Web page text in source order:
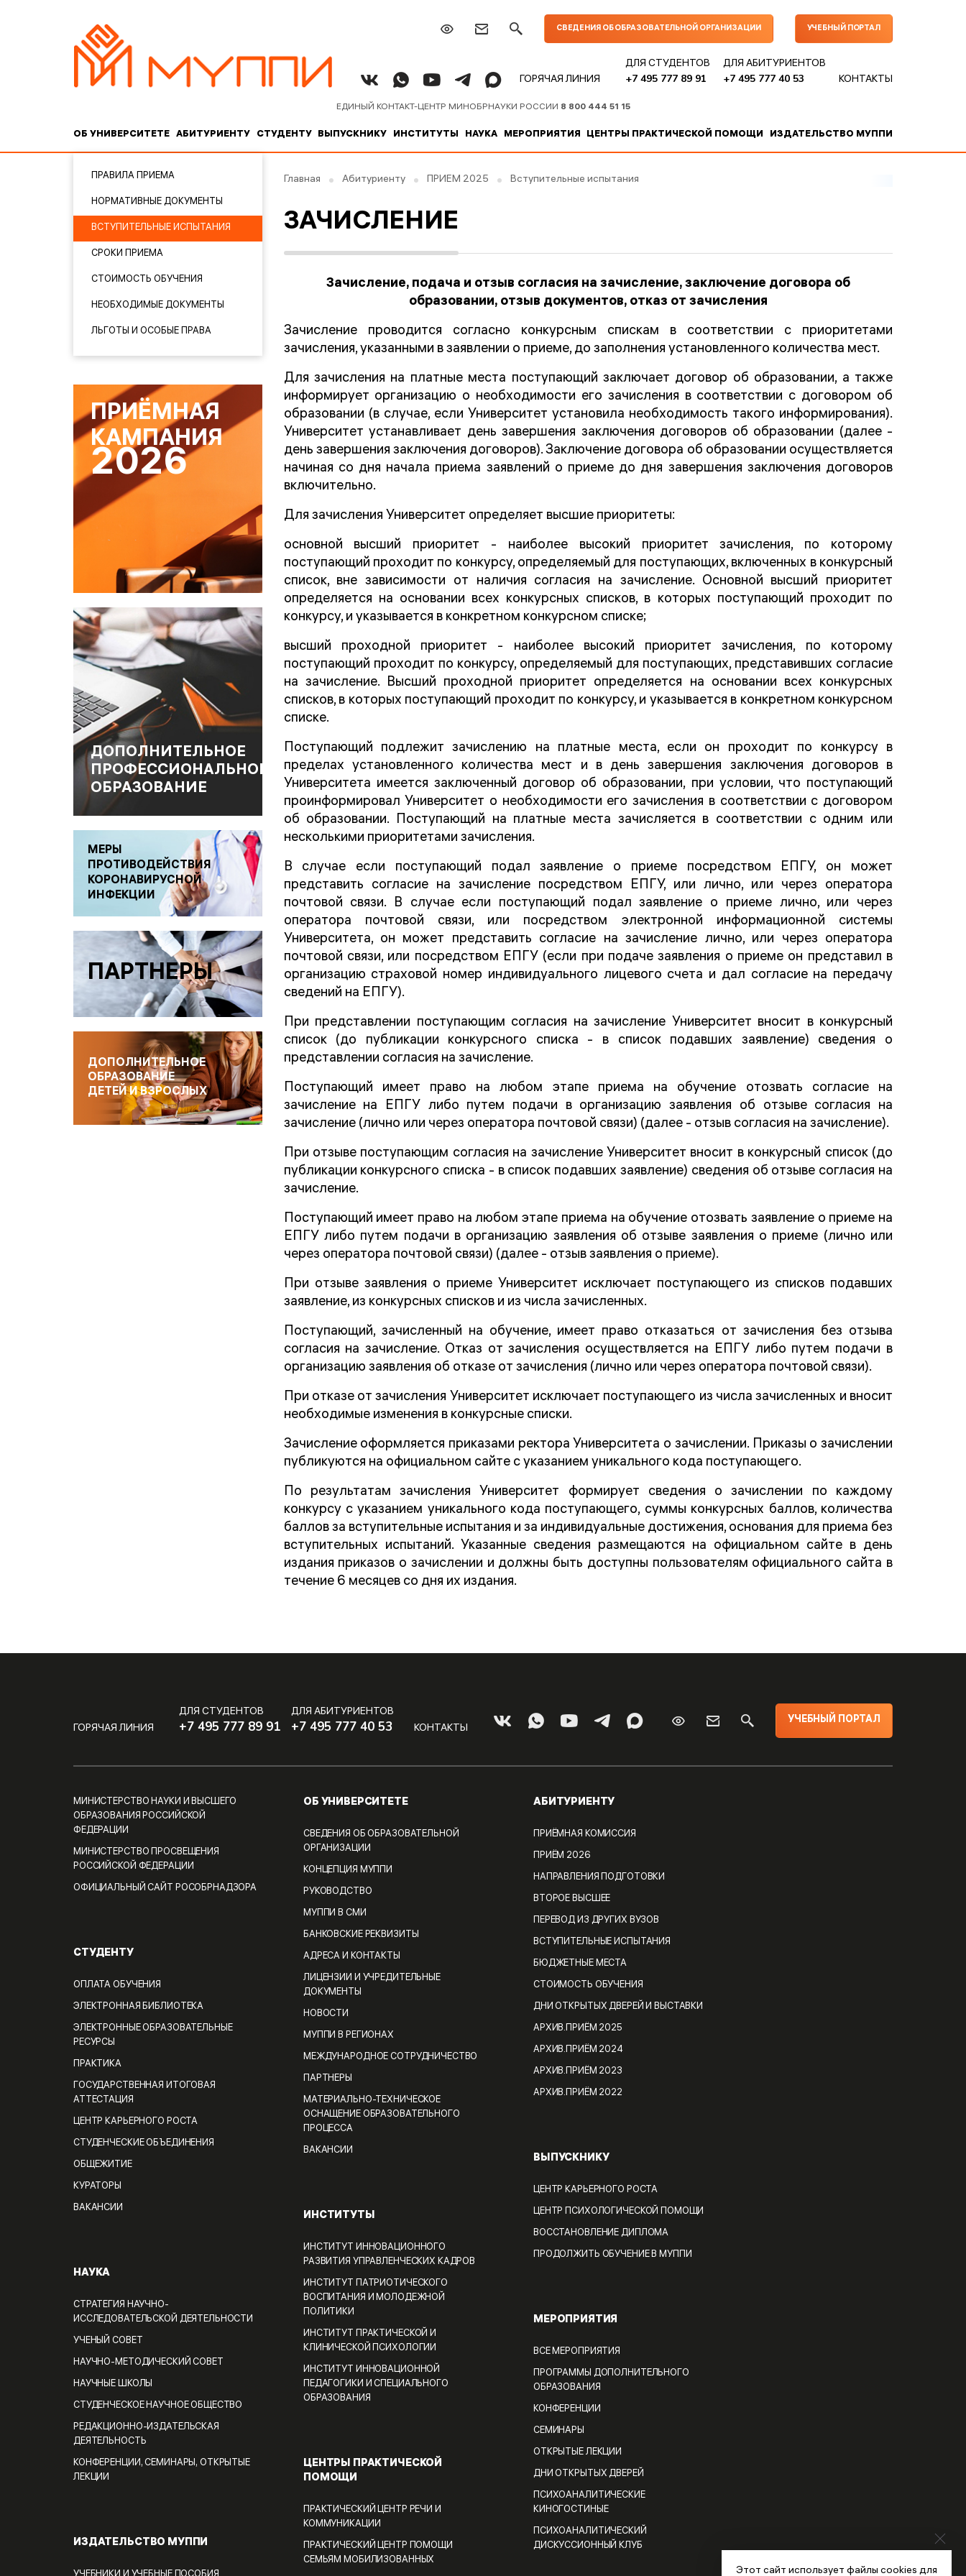
СВЕДЕНИЯ ОБ ОБРАЗОВАТЕЛЬНОЙ ОРГАНИЗАЦИИ УЧЕБНЫЙ ПОРТАЛ
ГОРЯЧАЯ ЛИНИЯ
ДЛЯ СТУДЕНТОВ
+7 495 777 89 91
ДЛЯ АБИТУРИЕНТОВ
+7 495 777 40 53 КОНТАКТЫ
ЕДИНЫЙ КОНТАКТ-ЦЕНТР МИНОБРНАУКИ РОССИИ 8 800 444 51 15
ОБ УНИВЕРСИТЕТЕ АБИТУРИЕНТУ СТУДЕНТУ ВЫПУСКНИКУ ИНСТИТУТЫ НАУКА МЕРОПРИЯТИЯ ЦЕНТРЫ ПРАКТИЧЕСКОЙ ПОМОЩИ ИЗДАТЕЛЬСТВО МУППИ
ПРАВИЛА ПРИЕМА
НОРМАТИВНЫЕ ДОКУМЕНТЫ
ВСТУПИТЕЛЬНЫЕ ИСПЫТАНИЯ
СРОКИ ПРИЕМА
СТОИМОСТЬ ОБУЧЕНИЯ
НЕОБХОДИМЫЕ ДОКУМЕНТЫ
ЛЬГОТЫ И ОСОБЫЕ ПРАВА
ПРИЁМНАЯ
КАМПАНИЯ
2026
ДОПОЛНИТЕЛЬНОЕ
ПРОФЕССИОНАЛЬНОЕ
ОБРАЗОВАНИЕ
МЕРЫ
ПРОТИВОДЕЙСТВИЯ
КОРОНАВИРУСНОЙ
ИНФЕКЦИИ
ПАРТНЕРЫ
ДОПОЛНИТЕЛЬНОЕ
ОБРАЗОВАНИЕ
ДЕТЕЙ И ВЗРОСЛЫХ
Главная Абитуриенту ПРИЁМ 2025 Вступительные испытания
ЗАЧИСЛЕНИЕ
Зачисление, подача и отзыв согласия на зачисление, заключение договора об
образовании, отзыв документов, отказ от зачисления
Зачисление проводится согласно конкурсным спискам в соответствии с приоритетами
зачисления, указанными в заявлении о приеме, до заполнения установленного количества мест.
Для зачисления на платные места поступающий заключает договор об образовании, а также
информирует организацию о необходимости его зачисления в соответствии с договором об
образовании (в случае, если Университет установила необходимость такого информирования).
Университет устанавливает день завершения заключения договоров об образовании (далее -
день завершения заключения договоров). Заключение договора об образовании осуществляется
начиная со дня начала приема заявлений о приеме до дня завершения заключения договоров
включительно.
Для зачисления Университет определяет высшие приоритеты:
основной высший приоритет - наиболее высокий приоритет зачисления, по которому
поступающий проходит по конкурсу, определяемый для поступающих, включенных в конкурсный
список, вне зависимости от наличия согласия на зачисление. Основной высший приоритет
определяется на основании всех конкурсных списков, в которых поступающий проходит по
конкурсу, и указывается в конкретном конкурсном списке;
высший проходной приоритет - наиболее высокий приоритет зачисления, по которому
поступающий проходит по конкурсу, определяемый для поступающих, представивших согласие
на зачисление. Высший проходной приоритет определяется на основании всех конкурсных
списков, в которых поступающий проходит по конкурсу, и указывается в конкретном конкурсном
списке.
Поступающий подлежит зачислению на платные места, если он проходит по конкурсу в
пределах установленного количества мест и в день завершения заключения договоров в
Университета имеется заключенный договор об образовании, при условии, что поступающий
проинформировал Университет о необходимости его зачисления в соответствии с договором
об образовании. Поступающий на платные места зачисляется в соответствии с одним или
несколькими приоритетами зачисления.
В случае если поступающий подал заявление о приеме посредством ЕПГУ, он может
представить согласие на зачисление посредством ЕПГУ, или лично, или через оператора
почтовой связи. В случае если поступающий подал заявление о приеме лично, или через
оператора почтовой связи, или посредством электронной информационной системы
Университета, он может представить согласие на зачисление лично, или через оператора
почтовой связи, или посредством ЕПГУ (если при подаче заявления о приеме он представил в
организацию страховой номер индивидуального лицевого счета и дал согласие на передачу
сведений на ЕПГУ).
При представлении поступающим согласия на зачисление Университет вносит в конкурсный
список (до публикации конкурсного списка - в список подавших заявление) сведения о
представлении согласия на зачисление.
Поступающий имеет право на любом этапе приема на обучение отозвать согласие на
зачисление на ЕПГУ либо путем подачи в организацию заявления об отзыве согласия на
зачисление (лично или через оператора почтовой связи) (далее - отзыв согласия на зачисление).
При отзыве поступающим согласия на зачисление Университет вносит в конкурсный список (до
публикации конкурсного списка - в список подавших заявление) сведения об отзыве согласия на
зачисление.
Поступающий имеет право на любом этапе приема на обучение отозвать заявление о приеме на
ЕПГУ либо путем подачи в организацию заявления об отзыве заявления о приеме (лично или
через оператора почтовой связи) (далее - отзыв заявления о приеме).
При отзыве заявления о приеме Университет исключает поступающего из списков подавших
заявление, из конкурсных списков и из числа зачисленных.
Поступающий, зачисленный на обучение, имеет право отказаться от зачисления без отзыва
согласия на зачисление. Отказ от зачисления осуществляется на ЕПГУ либо путем подачи в
организацию заявления об отказе от зачисления (лично или через оператора почтовой связи).
При отказе от зачисления Университет исключает поступающего из числа зачисленных и вносит
необходимые изменения в конкурсные списки.
Зачисление оформляется приказами ректора Университета о зачислении. Приказы о зачислении
публикуются на официальном сайте с указанием уникального кода поступающего.
По результатам зачисления Университет формирует сведения о зачислении по каждому
конкурсу с указанием уникального кода поступающего, суммы конкурсных баллов, количества
баллов за вступительные испытания и за индивидуальные достижения, основания для приема без
вступительных испытаний. Указанные сведения размещаются на официальном сайте в день
издания приказов о зачислении и должны быть доступны пользователям официального сайта в
течение 6 месяцев со дня их издания.
ГОРЯЧАЯ ЛИНИЯ
ДЛЯ СТУДЕНТОВ
+7 495 777 89 91
ДЛЯ АБИТУРИЕНТОВ
+7 495 777 40 53 КОНТАКТЫ
УЧЕБНЫЙ ПОРТАЛ
МИНИСТЕРСТВО НАУКИ И ВЫСШЕГО
ОБРАЗОВАНИЯ РОССИЙСКОЙ
ФЕДЕРАЦИИ
МИНИСТЕРСТВО ПРОСВЕЩЕНИЯ
РОССИЙСКОЙ ФЕДЕРАЦИИ
ОФИЦИАЛЬНЫЙ САЙТ РОСОБРНАДЗОРА
ОБ УНИВЕРСИТЕТЕ
СВЕДЕНИЯ ОБ ОБРАЗОВАТЕЛЬНОЙ
ОРГАНИЗАЦИИ
КОНЦЕПЦИЯ МУППИ
РУКОВОДСТВО
МУППИ В СМИ
БАНКОВСКИЕ РЕКВИЗИТЫ
АДРЕСА И КОНТАКТЫ
ЛИЦЕНЗИИ И УЧРЕДИТЕЛЬНЫЕ
ДОКУМЕНТЫ
НОВОСТИ
МУППИ В РЕГИОНАХ
МЕЖДУНАРОДНОЕ СОТРУДНИЧЕСТВО
ПАРТНЕРЫ
МАТЕРИАЛЬНО-ТЕХНИЧЕСКОЕ
ОСНАЩЕНИЕ ОБРАЗОВАТЕЛЬНОГО
ПРОЦЕССА
ВАКАНСИИ
АБИТУРИЕНТУ
ПРИЁМНАЯ КОМИССИЯ
ПРИЁМ 2026
НАПРАВЛЕНИЯ ПОДГОТОВКИ
ВТОРОЕ ВЫСШЕЕ
ПЕРЕВОД ИЗ ДРУГИХ ВУЗОВ
ВСТУПИТЕЛЬНЫЕ ИСПЫТАНИЯ
БЮДЖЕТНЫЕ МЕСТА
СТОИМОСТЬ ОБУЧЕНИЯ
ДНИ ОТКРЫТЫХ ДВЕРЕЙ И ВЫСТАВКИ
АРХИВ.ПРИЁМ 2025
АРХИВ.ПРИЁМ 2024
АРХИВ.ПРИЁМ 2023
АРХИВ.ПРИЁМ 2022
СТУДЕНТУ
ОПЛАТА ОБУЧЕНИЯ
ЭЛЕКТРОННАЯ БИБЛИОТЕКА
ЭЛЕКТРОННЫЕ ОБРАЗОВАТЕЛЬНЫЕ
РЕСУРСЫ
ПРАКТИКА
ГОСУДАРСТВЕННАЯ ИТОГОВАЯ
АТТЕСТАЦИЯ
ЦЕНТР КАРЬЕРНОГО РОСТА
СТУДЕНЧЕСКИЕ ОБЪЕДИНЕНИЯ
ОБЩЕЖИТИЕ
КУРАТОРЫ
ВАКАНСИИ
ВЫПУСКНИКУ
ЦЕНТР КАРЬЕРНОГО РОСТА
ЦЕНТР ПСИХОЛОГИЧЕСКОЙ ПОМОЩИ
ВОССТАНОВЛЕНИЕ ДИПЛОМА
ПРОДОЛЖИТЬ ОБУЧЕНИЕ В МУППИ
ИНСТИТУТЫ
ИНСТИТУТ ИННОВАЦИОННОГО
РАЗВИТИЯ УПРАВЛЕНЧЕСКИХ КАДРОВ
ИНСТИТУТ ПАТРИОТИЧЕСКОГО
ВОСПИТАНИЯ И МОЛОДЕЖНОЙ
ПОЛИТИКИ
ИНСТИТУТ ПРАКТИЧЕСКОЙ И
КЛИНИЧЕСКОЙ ПСИХОЛОГИИ
ИНСТИТУТ ИННОВАЦИОННОЙ
ПЕДАГОГИКИ И СПЕЦИАЛЬНОГО
ОБРАЗОВАНИЯ
НАУКА
СТРАТЕГИЯ НАУЧНО-
ИССЛЕДОВАТЕЛЬСКОЙ ДЕЯТЕЛЬНОСТИ
УЧЕНЫЙ СОВЕТ
НАУЧНО-МЕТОДИЧЕСКИЙ СОВЕТ
НАУЧНЫЕ ШКОЛЫ
СТУДЕНЧЕСКОЕ НАУЧНОЕ ОБЩЕСТВО
РЕДАКЦИОННО-ИЗДАТЕЛЬСКАЯ
ДЕЯТЕЛЬНОСТЬ
КОНФЕРЕНЦИИ, СЕМИНАРЫ, ОТКРЫТЫЕ
ЛЕКЦИИ
МЕРОПРИЯТИЯ
ВСЕ МЕРОПРИЯТИЯ
ПРОГРАММЫ ДОПОЛНИТЕЛЬНОГО
ОБРАЗОВАНИЯ
КОНФЕРЕНЦИИ
СЕМИНАРЫ
ОТКРЫТЫЕ ЛЕКЦИИ
ДНИ ОТКРЫТЫХ ДВЕРЕЙ
ПСИХОАНАЛИТИЧЕСКИЕ
КИНОГОСТИНЫЕ
ПСИХОАНАЛИТИЧЕСКИЙ
ДИСКУССИОННЫЙ КЛУБ
ЦЕНТРЫ ПРАКТИЧЕСКОЙ
ПОМОЩИ
ПРАКТИЧЕСКИЙ ЦЕНТР РЕЧИ И
КОММУНИКАЦИИ
ПРАКТИЧЕСКИЙ ЦЕНТР ПОМОЩИ
СЕМЬЯМ МОБИЛИЗОВАННЫХ
ИЗДАТЕЛЬСТВО МУППИ
Этот сайт использует файлы cookies для